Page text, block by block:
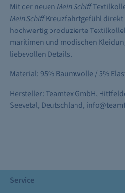
Mit der neuen Mein Schiff
Mein SchiffKreuzfahrtgefühl direkt
hochwertig produzierte
maritimen und modischen
liebevollen Details.
Material: 95% Baumwolle / 5%
Hersteller: Teamtex GmbH,
Seevetal, Deutschland,
Service